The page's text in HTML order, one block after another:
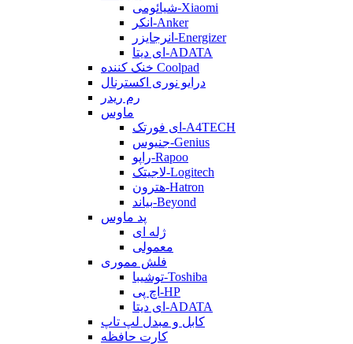
شیائومی-Xiaomi
انکر-Anker
انرجایزر-Energizer
ای دیتا-ADATA
خنک کننده Coolpad
درایو نوری اکسترنال
رم ریدر
ماوس
ای فورتک-A4TECH
جنیوس-Genius
راپو-Rapoo
لاجیتک-Logitech
هترون-Hatron
بیاند-Beyond
پد ماوس
ژله ای
معمولی
فلش مموری
توشیبا-Toshiba
اچ پی-HP
ای دیتا-ADATA
کابل و مبدل لپ تاپ
کارت حافظه